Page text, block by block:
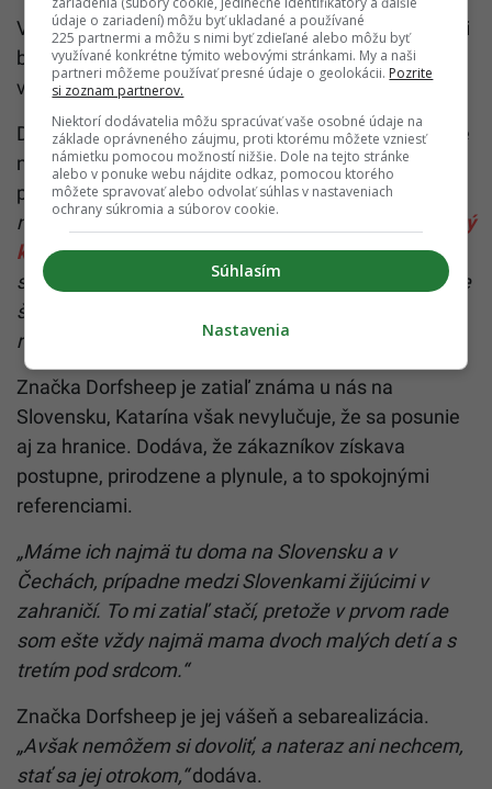
Vraví, že určite jedna z jej ľanových sukieň, ktoré boli
bestsellerom minulej sezóny, alebo čerstvá novinka
v podobe Ľanových boho zavinovacích maxišiat.
Deti by mali z jej kúskov v šatníku vlastniť minimálne
niektorý z prepracovaných kabátikov. Ich cena sa
pohybuje od 50 eur.„Medzi zákazníčkami je
najobľúbenejší práve náš
obojstranný vlneno-ľanový
kabátik, ktorý je plnohodnotne nositeľný z oboch
strán. Kúpou jedného kúsku oblečenia, tak obohatíte
šatník svojho dieťatka akoby hneď dvoma
rozdielnymi kabátikmi.“
Značka Dorfsheep je zatiaľ známa u nás na
Slovensku, Katarína však nevylučuje, že sa posunie
aj za hranice. Dodáva, že zákazníkov získava
postupne, prirodzene a plynule, a to spokojnými
referenciami.
„Máme ich najmä tu doma na Slovensku a v
Čechách, prípadne medzi Slovenkami žijúcimi v
zahraničí. To mi zatiaľ stačí, pretože v prvom rade
som ešte vždy najmä mama dvoch malých detí a s
tretím pod srdcom.“
Značka Dorfsheep je jej vášeň a sebarealizácia.
„Avšak nemôžem si dovoliť, a nateraz ani nechcem,
stať sa jej otrokom,“dodáva.
údaje o zariadení) môžu byť ukladané a používané
225 partnermi a môžu s nimi byť zdieľané alebo môžu byť
využívané konkrétne týmito webovými stránkami. My a naši
partneri môžeme používať presné údaje o geolokácii. Pozrite
si zoznam partnerov.
Niektorí dodávatelia môžu spracúvať vaše osobné údaje na
základe oprávneného záujmu, proti ktorému môžete vzniesť
námietku pomocou možností nižšie. Dole na tejto stránke
alebo v ponuke webu nájdite odkaz, pomocou ktorého
môžete spravovať alebo odvolať súhlas v nastaveniach
ochrany súkromia a súborov cookie.
Súhlasím
Nastavenia